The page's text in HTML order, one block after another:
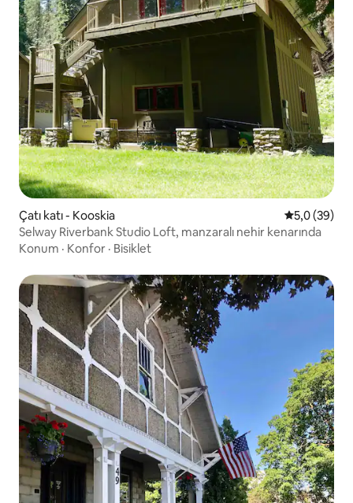
Çatı katı - Kooskia 5 üzerinden
5,0 (39)
Selway Riverbank Studio Loft, manzaralı nehir kenarında
Konum · Konfor · Bisiklet